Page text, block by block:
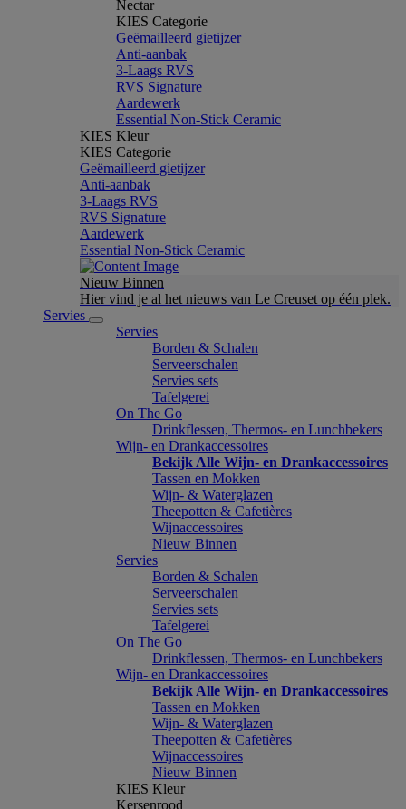
Nectar
KIES Categorie
Geëmailleerd gietijzer
Anti-aanbak
3-Laags RVS
RVS Signature
Aardewerk
Essential Non-Stick Ceramic
KIES Kleur
KIES Categorie
Geëmailleerd gietijzer
Anti-aanbak
3-Laags RVS
RVS Signature
Aardewerk
Essential Non-Stick Ceramic
Nieuw Binnen
Hier vind je al het nieuws van Le Creuset op één plek.
Servies
Servies
Borden & Schalen
Serveerschalen
Servies sets
Tafelgerei
On The Go
Drinkflessen, Thermos- en Lunchbekers
Wijn- en Drankaccessoires
Bekijk Alle Wijn- en Drankaccessoires
Tassen en Mokken
Wijn- & Waterglazen
Theepotten & Cafetières
Wijnaccessoires
Nieuw Binnen
Servies
Borden & Schalen
Serveerschalen
Servies sets
Tafelgerei
On The Go
Drinkflessen, Thermos- en Lunchbekers
Wijn- en Drankaccessoires
Bekijk Alle Wijn- en Drankaccessoires
Tassen en Mokken
Wijn- & Waterglazen
Theepotten & Cafetières
Wijnaccessoires
Nieuw Binnen
KIES Kleur
Kersenrood